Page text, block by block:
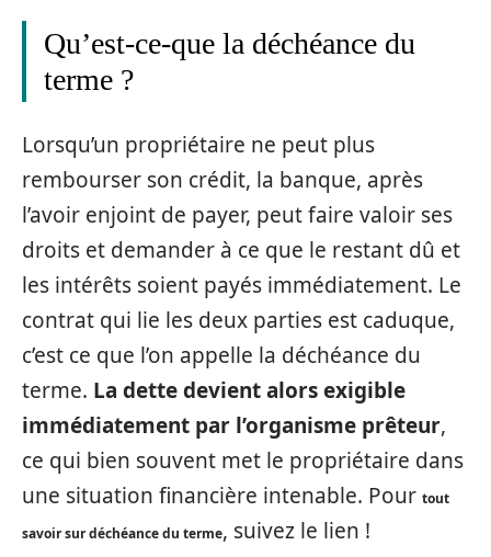
Qu’est-ce-que la déchéance du
terme ?
Lorsqu’un propriétaire ne peut plus
rembourser son crédit, la banque, après
l’avoir enjoint de payer, peut faire valoir ses
droits et demander à ce que le restant dû et
les intérêts soient payés immédiatement. Le
contrat qui lie les deux parties est caduque,
c’est ce que l’on appelle la déchéance du
terme. La dette devient alors exigible
immédiatement par l’organisme prêteur,
ce qui bien souvent met le propriétaire dans
une situation financière intenable. Pour tout
savoir sur déchéance du terme, suivez le lien !